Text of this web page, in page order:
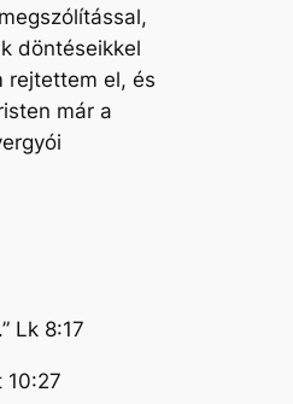
döntéseikkel
rejtettem el, és
már a
Lk 8:17
10:27